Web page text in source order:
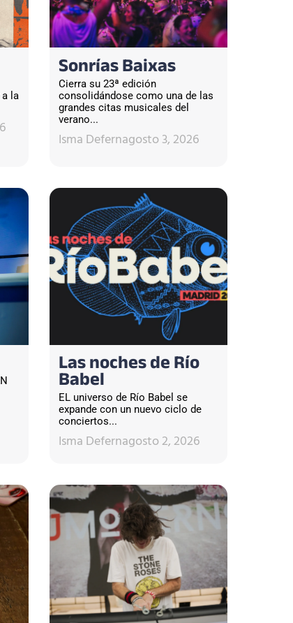
la
Sonrías Baixas
Cierra su 23ª edición
consolidándose como una de las
grandes citas musicales del
verano...
Isma Defernagosto 3, 2026
Las noches de Río
Babel
EL universo de Río Babel se
expande con un nuevo ciclo de
conciertos...
Isma Defernagosto 2, 2026